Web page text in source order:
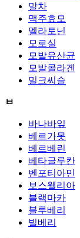
말차
맥주효모
멜라토닌
모로실
모발유산균
모발콜라겐
밀크씨슬
ㅂ
바나바잎
베르가못
베르베린
베타글루칸
벤포티아민
보스웰리아
블랙마카
블루베리
빌베리